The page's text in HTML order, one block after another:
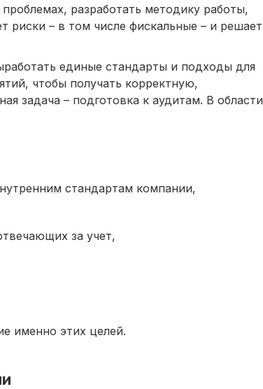
разработать методику работы,
риски – в том числе фискальные – и решает
единые стандарты и подходы для
чтобы получать корректную,
задача – подготовка к аудитам. В области
стандартам компании,
за учет,
именно этих целей.